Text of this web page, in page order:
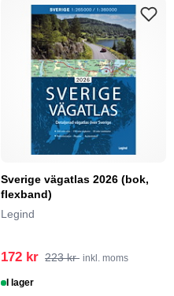
Sverige vägatlas 2026 (bok,
flexband)
Legind
172 kr 223 kr inkl. moms
I lager